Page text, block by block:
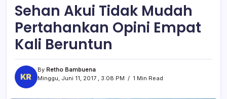
Sehan Akui Tidak Mudah
Pertahankan Opini Empat
Kali Beruntun
By Retho Bambuena
Minggu, Juni 11, 2017 , 3:08 PM
1 Min Read